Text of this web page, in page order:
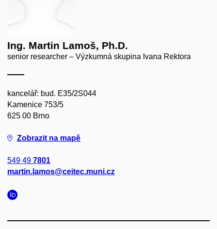
Ing. Martin Lamoš, Ph.D.
senior researcher – Výzkumná skupina Ivana Rektora
kancelář: bud. E35/2S044
Kamenice 753/5
625 00 Brno
Zobrazit na mapě
549 49 7801
martin.lamos@ceitec.muni.cz